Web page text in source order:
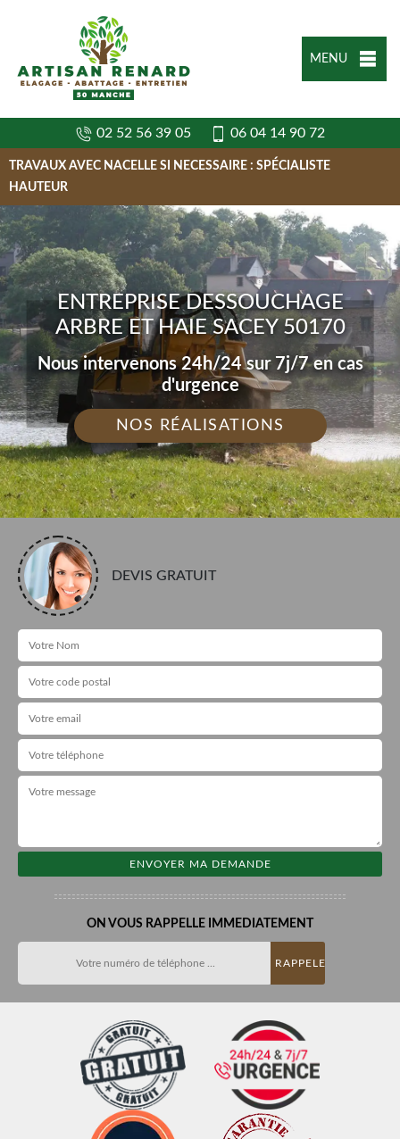
MENU
02 52 56 39 05 06 04 14 90 72
TRAVAUX AVEC NACELLE SI NECESSAIRE : SPÉCIALISTE
HAUTEUR
ENTREPRISE DESSOUCHAGE
ARBRE ET HAIE SACEY 50170
Nous intervenons 24h/24 sur 7j/7 en cas
d'urgence
NOS RÉALISATIONS
DEVIS GRATUIT
ON VOUS RAPPELLE IMMEDIATEMENT